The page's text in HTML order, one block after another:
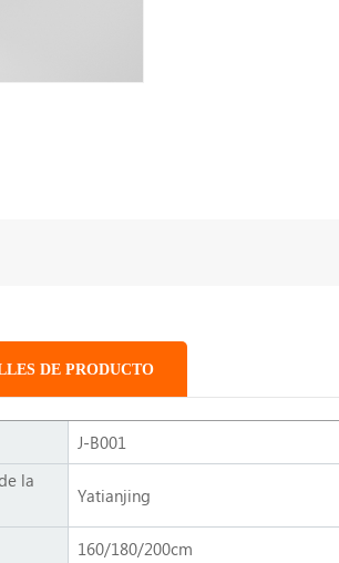
DE PRODUCTO
J-B001
la
Yatianjing
160/180/200cm